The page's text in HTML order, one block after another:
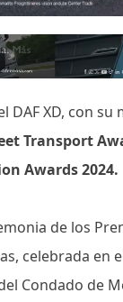
DAF XD, con su
Transport
Awards 2024.
de los
celebrada en
Condado de